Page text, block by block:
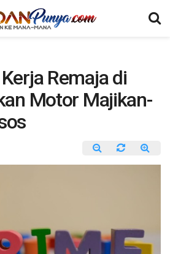
Remaja di
Motor Majikan-